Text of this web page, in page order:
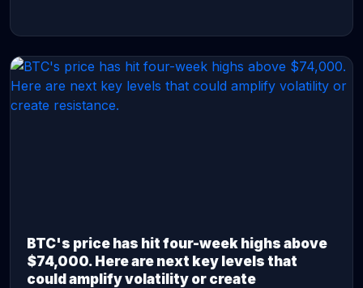
BTC's price has hit four-week highs above
$74,000. Here are next key levels that
could amplify volatility or create